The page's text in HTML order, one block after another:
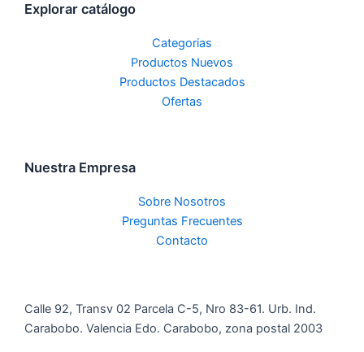
Explorar catálogo
Categorias
Productos Nuevos
Productos Destacados
Ofertas
Nuestra Empresa
Sobre Nosotros
Preguntas Frecuentes
Contacto
Calle 92, Transv 02 Parcela C-5, Nro 83-61. Urb. Ind.
Carabobo. Valencia Edo. Carabobo, zona postal 2003